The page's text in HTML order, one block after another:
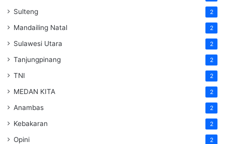
Sulteng 2
Mandailing Natal 2
Sulawesi Utara 2
Tanjungpinang 2
TNI 2
MEDAN KITA 2
Anambas 2
Kebakaran 2
Opini 2